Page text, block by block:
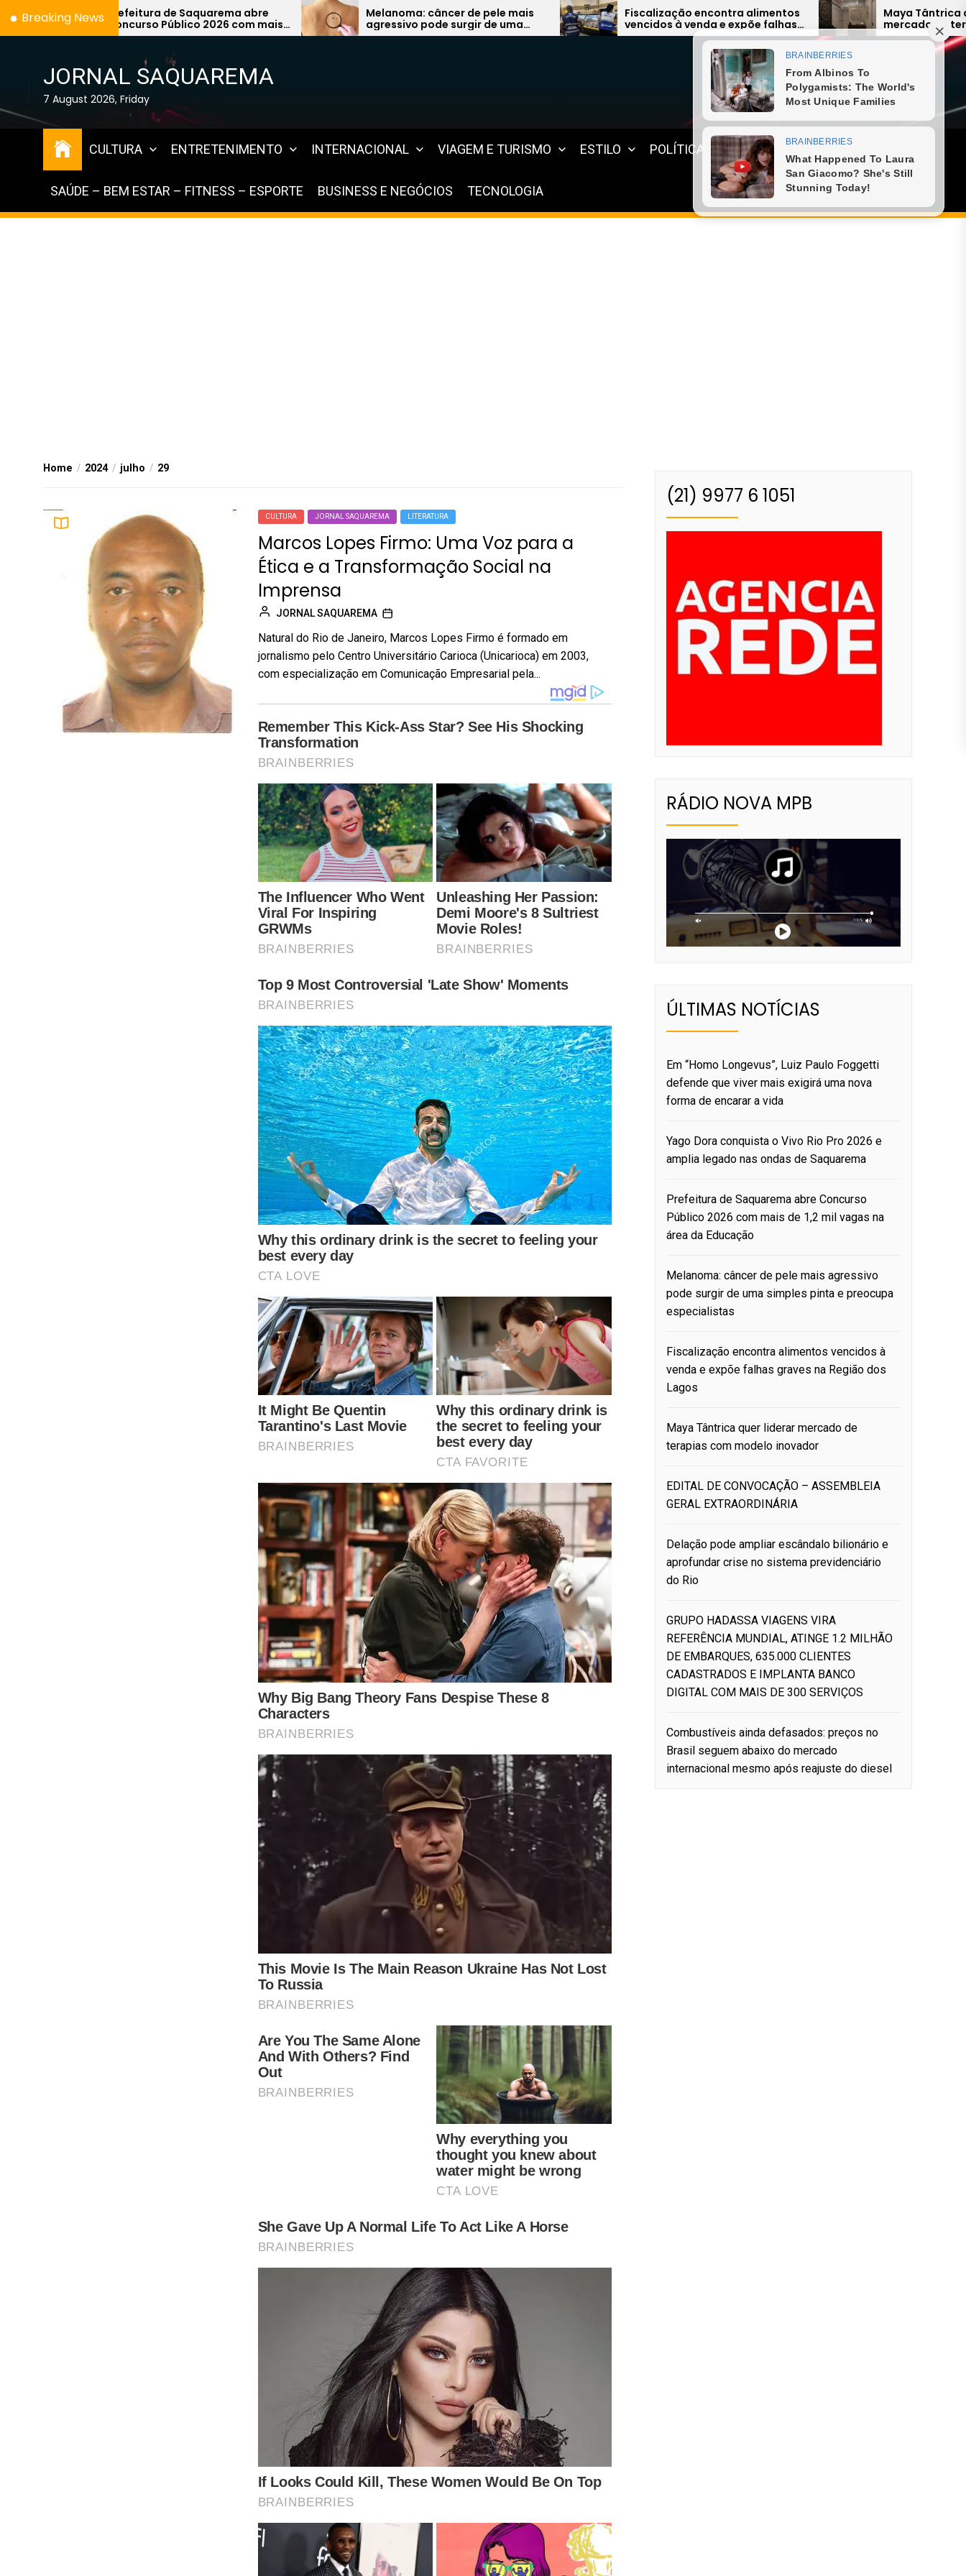
Breaking News
de Saquarema abre
Público 2026 com mais
1,2 mil vagas na área da
Melanoma: câncer de pele mais
agressivo pode surgir de uma
simples pinta e preocupa
Fiscalização encontra alimentos
vencidos à venda e expõe falhas
graves na Região dos Lagos
Maya Tântrica quer liderar
mercado de terapias com modelo
inovador
JORNAL SAQUAREMA
7 August 2026, Friday
Menu
CULTURA ENTRETENIMENTO INTERNACIONAL VIAGEM E TURISMO ESTILO POLÍTICA GASTRONOMIA ESPORTE
SAÚDE – BEM ESTAR – FITNESS – ESPORTE BUSINESS E NEGÓCIOS TECNOLOGIA
Home 2024 julho 29
CULTURA JORNAL SAQUAREMA LITERATURA
Marcos Lopes Firmo: Uma Voz para a
Ética e a Transformação Social na
Imprensa
JORNAL SAQUAREMA
Natural do Rio de Janeiro, Marcos Lopes Firmo é formado em
jornalismo pelo Centro Universitário Carioca (Unicarioca) em 2003,
com especialização em Comunicação Empresarial pela...
(21) 9977 6 1051
RÁDIO NOVA MPB
ÚLTIMAS NOTÍCIAS
Em “Homo Longevus”, Luiz Paulo Foggetti
defende que viver mais exigirá uma nova
forma de encarar a vida
Yago Dora conquista o Vivo Rio Pro 2026 e
amplia legado nas ondas de Saquarema
Prefeitura de Saquarema abre Concurso
Público 2026 com mais de 1,2 mil vagas na
área da Educação
Melanoma: câncer de pele mais agressivo
pode surgir de uma simples pinta e preocupa
especialistas
Fiscalização encontra alimentos vencidos à
venda e expõe falhas graves na Região dos
Lagos
Maya Tântrica quer liderar mercado de
terapias com modelo inovador
EDITAL DE CONVOCAÇÃO – ASSEMBLEIA
GERAL EXTRAORDINÁRIA
Delação pode ampliar escândalo bilionário e
aprofundar crise no sistema previdenciário
do Rio
GRUPO HADASSA VIAGENS VIRA
REFERÊNCIA MUNDIAL, ATINGE 1.2 MILHÃO
DE EMBARQUES, 635.000 CLIENTES
CADASTRADOS E IMPLANTA BANCO
DIGITAL COM MAIS DE 300 SERVIÇOS
Combustíveis ainda defasados: preços no
Brasil seguem abaixo do mercado
internacional mesmo após reajuste do diesel